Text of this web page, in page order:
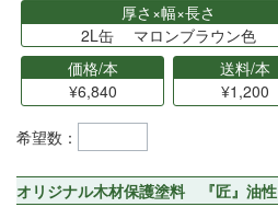
厚さ×幅×長さ
2L缶 マロンブラウン色
価格/本
¥6,840
送料/本
¥1,200
希望数：
オリジナル木材保護塗料 『匠』油性